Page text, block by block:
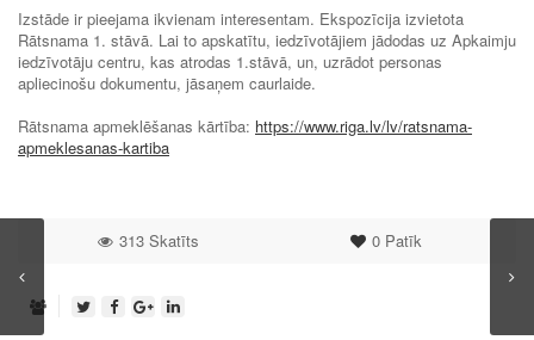
Izstāde ir pieejama ikvienam interesentam. Ekspozīcija izvietota
Rātsnama 1. stāvā. Lai to apskatītu, iedzīvotājiem jādodas uz Apkaimju
iedzīvotāju centru, kas atrodas 1.stāvā, un, uzrādot personas
apliecinošu dokumentu, jāsaņem caurlaide.
Rātsnama apmeklēšanas kārtība: https://www.riga.lv/lv/ratsnama-
apmeklesanas-kartiba
0Patīk
313 Skatīts